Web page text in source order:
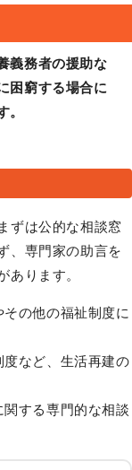
義務者の援助な
困窮する場合に
。
ずは公的な相談窓
、専門家の助言を
あります。
の他の福祉制度に
など、生活再建の
する専門的な相談